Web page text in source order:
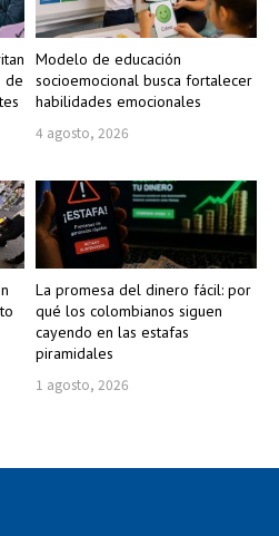
de
Modelo de educación
socioemocional busca fortalecer
habilidades emocionales
4 agosto, 2026
La promesa del dinero fácil: por
qué los colombianos siguen
cayendo en las estafas
piramidales
1 agosto, 2026